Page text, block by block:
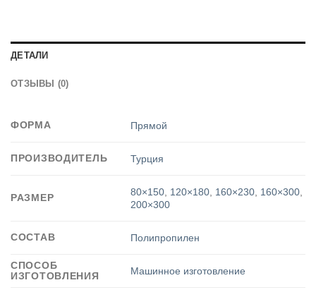
ДЕТАЛИ
ОТЗЫВЫ (0)
ФОРМА Прямой
ПРОИЗВОДИТЕЛЬ Турция
РАЗМЕР 80×150 120×180 160×230 160×300
200×300
СОСТАВ Полипропилен
СПОСОБ
ИЗГОТОВЛЕНИЯ
Машинное изготовление